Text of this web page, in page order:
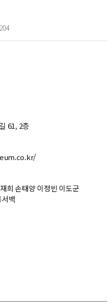
61, 2층
희 손태양 이정빈 이도군
백